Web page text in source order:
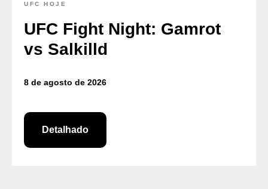
UFC HOJE
UFC Fight Night: Gamrot
vs Salkilld
8 de agosto de 2026
Detalhado